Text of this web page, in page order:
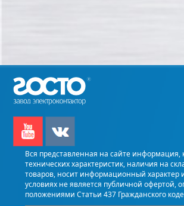
Вся представленная на сайте информация,
технических характеристик, наличия на
товаров, носит информационный характер
условиях не является публичной офертой,
положениями Статьи 437 Гражданского